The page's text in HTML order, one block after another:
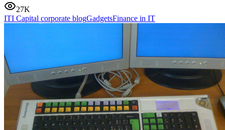
27K
ITI Capital corporate blogGadgetsFinance in IT